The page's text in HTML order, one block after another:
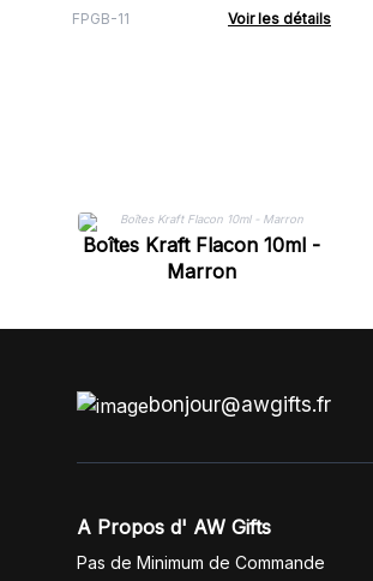
Noir
FPGB-11 Voir les détails
Boîtes Kraft Flacon 10ml -
Marron
bonjour@awgifts.fr
A Propos d' AW Gifts
Pas de Minimum de Commande